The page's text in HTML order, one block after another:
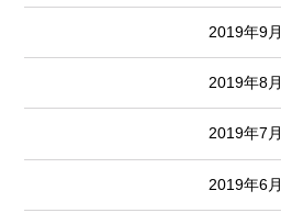
2019年9月
2019年8月
2019年7月
2019年6月